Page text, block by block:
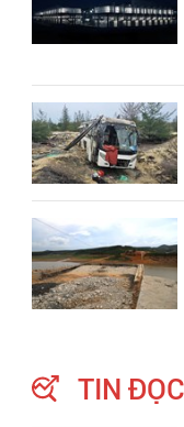
DỊCH VIÊM
19
TIN